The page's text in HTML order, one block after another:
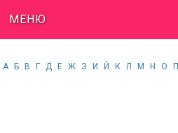
МЕНЮ
А Б В Г Д Е Ж З И Й К Л М Н О П